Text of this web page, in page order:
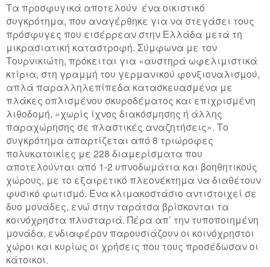
Τα προσφυγικά αποτελούν ένα οικιστικό
συγκρότημα, που αναγέρθηκε για να στεγάσει τους
πρόσφυγες που εισέρρεαν στην Ελλάδα μετά τη
μικρασιατική καταστροφή. Σύμφωνα με τον
Τουρνικιώτη, πρόκειται για «αυστηρά ωφελιμιστικά
κτίρια, στη γραμμή του γερμανικού φονξιοναλισμού,
απλά παραλληλεπίπεδα κατασκευασμένα με
πλάκες οπλισμένου σκυροδέματος και επιχρισμένη
λιθοδομή, «χωρίς ίχνος διακόσμησης ή άλλης
παραχώρησης σε πλαστικές αναζητήσεις». Το
συγκρότημα απαρτίζεται από 8 τριώροφες
πολυκατοικίες με 228 διαμερίσματα που
αποτελούνται από 1-2 υπνοδωμάτια και βοηθητικούς
χώρους, με το εξαιρετικό πλεονέκτημα να διαθέτουν
φυσικό φωτισμό. Ένα κλιμακοστάσιο αντιστοιχεί σε
δυο μονάδες, ενώ στην ταράτσα βρίσκονται τα
κοινόχρηστα πλυσταριά. Πέρα απ’ την τυποποιημένη
μονάδα, ενδιαφέρον παρουσιάζουν οι κοινόχρηστοι
χώροι και κυρίως οι χρήσεις που τους προσέδωσαν οι
κάτοικοι.